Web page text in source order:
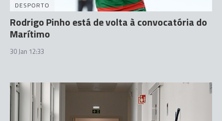
DESPORTO
Rodrigo Pinho está de volta à convocatória do
Marítimo
30 Jan 12:33